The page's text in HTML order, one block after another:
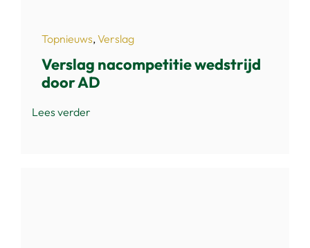
Topnieuws, Verslag
Verslag nacompetitie wedstrijd
door AD
Lees verder